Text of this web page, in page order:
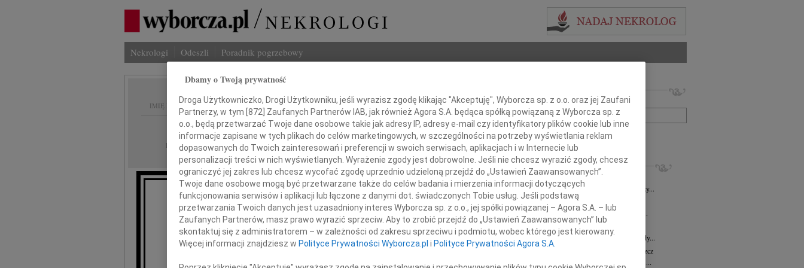
Nekrologi Odeszli Poradnik pogrzebowy
IMIĘ I NAZWISKO:
REGION: Bydgoszcz
DATA EMISJI: 11.08.2011
Naszemu Koledze
Alojzemu Domierackiemu
Imię i nazwisko lub numer ogłoszenia:
+ szukanie zaawansowane
INNE NEKROLOGI
06.08.2026Bydgoszcz
Sylwii Kramkowskiej wraz z Rodziną wyrazy...
05.08.2026Bydgoszcz
Arlecie Stanisławskiej oraz Jej Najbliższym...
30.07.2026
Bydgoszcz
Pani Elżbiecie Skwierzyńskiej Członkini Rady...
Janusz Ostoja-Zagórski
Bydgoszcz
Z głębokim smutkiem żegnamy prof. dr. hab....
Dbamy o Twoją prywatność
Droga Użytkowniczko, Drogi Użytkowniku, jeśli wyrazisz zgodę klikając "Akceptuję", Wyborcza sp. z o.o. oraz jej Zaufani
Partnerzy, w tym [872] Zaufanych Partnerów IAB, jak również Agora S.A. będąca spółką powiązaną z Wyborcza sp. z
o.o., będą przetwarzać Twoje dane osobowe takie jak adresy IP, adresy e-mail czy identyfikatory plików cookie lub inne
informacje zapisane w tych plikach do celów marketingowych, w szczególności na potrzeby wyświetlania reklam
dopasowanych do Twoich zainteresowań i preferencji w swoich serwisach, aplikacjach i w Internecie lub
personalizacji treści w nich wyświetlanych. Wyrażenie zgody jest dobrowolne. Jeśli nie chcesz wyrazić zgody, chcesz
ograniczyć jej zakres lub chcesz wycofać zgodę uprzednio udzieloną przejdź do „Ustawień Zaawansowanych”.
Twoje dane osobowe mogą być przetwarzane także do celów badania i mierzenia informacji dotyczących
funkcjonowania serwisów i aplikacji lub łączone z danymi dot. świadczonych Tobie usług. Jeśli podstawą
przetwarzania Twoich danych jest uzasadniony interes Wyborcza sp. z o.o., jej spółki powiązanej – Agora S.A. – lub
Zaufanych Partnerów, masz prawo wyrazić sprzeciw. Aby to zrobić przejdź do „Ustawień Zaawansowanych” lub
skontaktuj się z administratorem – w zależności od zakresu sprzeciwu i podmiotu, wobec którego jest kierowany.
Więcej informacji znajdziesz w Polityce Prywatności Wyborcza.pl i Polityce Prywatności Agora S.A.